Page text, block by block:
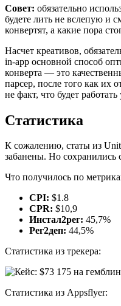
Совет: обязательно
будете лить не вслепую и
конвертят, а какие пора
Насчет креативов,
in-app основной способ
конверта — это
парсер, после того как их
не факт, что будет работать
Статистика
К сожалению, статы из
забанены. Но сохранились
Что получилось по
CPI: $1.8
CPR: $10,9
Инстал2рег: 45,7%
Рег2деп: 44,5%
Статистика из трекера:
Статистика из Appsflyer: